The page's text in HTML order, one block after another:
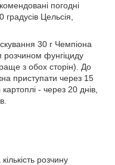
погодні
Цельсія,
30 г Чемпіона
фунгіциду
з обох сторін). До
приступати через 15
- через 20 днів,
розчину